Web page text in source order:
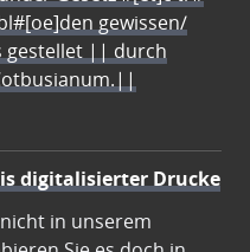
gewissen/
gestellet || durch
digitalisierter Drucke
in unserem